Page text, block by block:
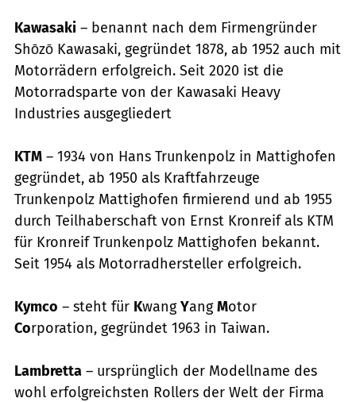
Kawasaki – benannt nach dem Firmengründer
Shōzō Kawasaki, gegründet 1878, ab 1952 auch mit
Motorrädern erfolgreich. Seit 2020 ist die
Motorradsparte von der Kawasaki Heavy
Industries ausgegliedert
KTM – 1934 von Hans Trunkenpolz in Mattighofen
gegründet, ab 1950 als Kraftfahrzeuge
Trunkenpolz Mattighofen firmierend und ab 1955
durch Teilhaberschaft von Ernst Kronreif als KTM
für Kronreif Trunkenpolz Mattighofen bekannt.
Seit 1954 als Motorradhersteller erfolgreich.
Kymco – steht für KwangYangMotor
Corporation, gegründet 1963 in Taiwan.
Lambretta – ursprünglich der Modellname des
wohl erfolgreichsten Rollers der Welt der Firma